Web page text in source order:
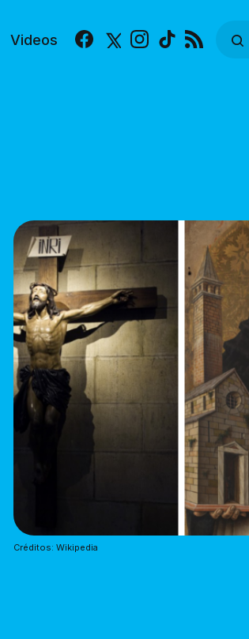
Videos Facebook
X Instagram
TikTok
Créditos: Wikipedia